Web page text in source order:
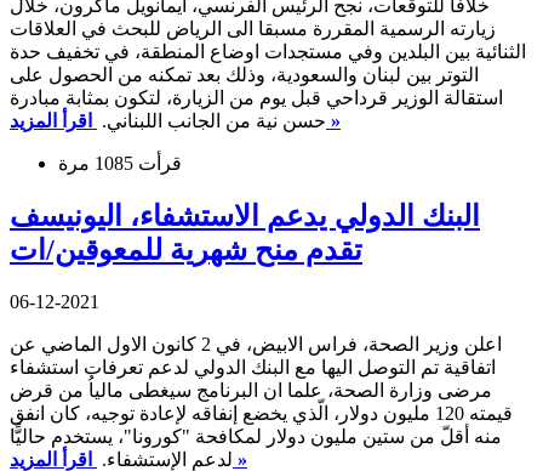
خلافا للتوقعات، نجح الرئيس الفرنسي، ايمانويل ماكرون، خلال
زيارته الرسمية المقررة مسبقا الى الرياض للبحث في العلاقات
الثنائية بين البلدين وفي مستجدات اوضاع المنطقة، في تخفيف حدة
التوتر بين لبنان والسعودية، وذلك بعد تمكنه من الحصول على
استقالة الوزير قرداحي قبل يوم من الزيارة، لتكون بمثابة مبادرة
حسن نية من الجانب اللبناني. اقرأ المزيد »
قرأت 1085 مرة
البنك الدولي يدعم الاستشفاء، اليونيسف
تقدم منح شهرية للمعوقين/ات
06-12-2021
اعلن وزير الصحة، فراس الابيض، في 2 كانون الاول الماضي عن
اتفاقية تم التوصل اليها مع البنك الدولي لدعم تعرفات استشفاء
مرضى وزارة الصحة، علما ان البرنامج سيغطى مالياُ من قرض
قيمته 120 مليون دولار، الّذي يخضع إنفاقه لإعادة توجيه، كان انفق
منه أقلّ من ستين مليون دولار لمكافحة "كورونا"، يستخدم حاليًّا
لدعم الإستشفاء. اقرأ المزيد »